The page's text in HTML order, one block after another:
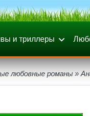
и триллеры
любовные романы »